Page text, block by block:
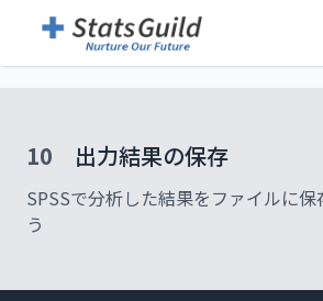
10 出力結果の保存
SPSSで分析した結果をファイルに
う